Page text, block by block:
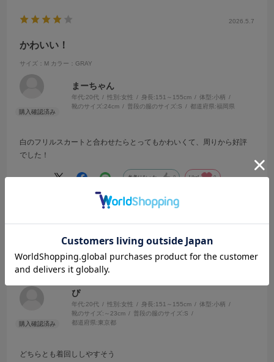
2026.5.7
かわいい！
サイズ：M カラー：GRAY
まーちゃん
年代:20代 性別:女性 身長:151～155cm 体型:小柄
靴のサイズ:24cm 普段の服のサイズ:S 都道府県:福岡県
白のフリルスカートと合わせたらとってもかわいくて、周りから好評
でした！
参考になった 0 Like! 0
かわいい
カラー：GRAY
ぴ
年代:20代 性別:女性 身長:151～155cm 体型:小柄
靴のサイズ: ～23cm 普段の服のサイズ:S
都道府県:東京都
どちらとも着回ししやすそう